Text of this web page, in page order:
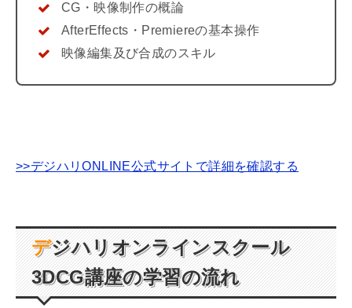
CG ・映像制作の概論
AfterEffects ・ Premiereの基本操作
映像編集及び合成のスキル
>>デジハリONLINE公式サイトで詳細を確認する
デジハリオンラインスクール
3DCG講座の学習の流れ